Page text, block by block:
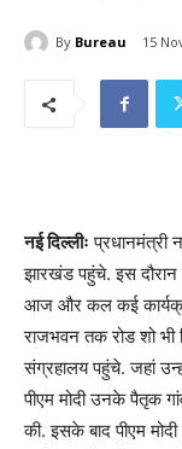
By Bureau 15
नई दिल्लीः प्रधानमंत्री
झारखंड पहुंचे. इस दौरान
आज और कल कई
राजभवन तक रोड शो भी
संग्रहालय पहुंचे. जहां
पीएम मोदी उनके पैतृक
की. इसके बाद पीएम